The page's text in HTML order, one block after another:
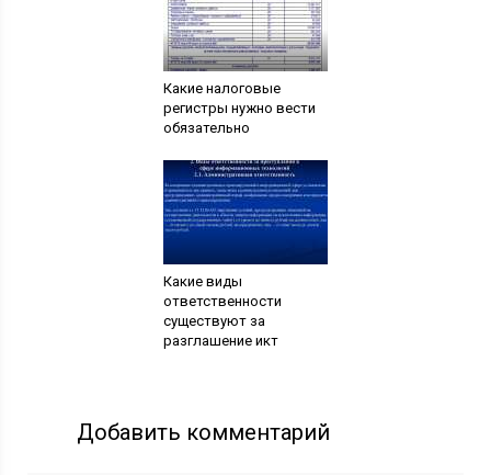
Какие налоговые
регистры нужно вести
обязательно
Какие виды
ответственности
существуют за
разглашение икт
Добавить комментарий